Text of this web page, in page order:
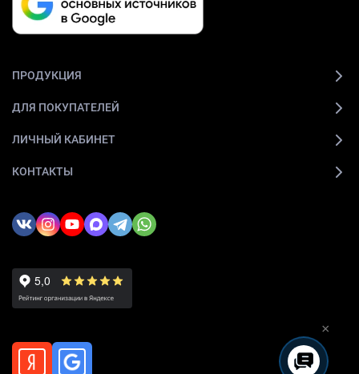
ПРОДУКЦИЯ
ДЛЯ ПОКУПАТЕЛЕЙ
ЛИЧНЫЙ КАБИНЕТ
КОНТАКТЫ
×